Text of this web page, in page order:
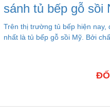
sánh tủ bếp gỗ sồi
Trên thị trường tủ bếp hiện
nhất là tủ bếp gỗ sồi Mỹ. Bởi